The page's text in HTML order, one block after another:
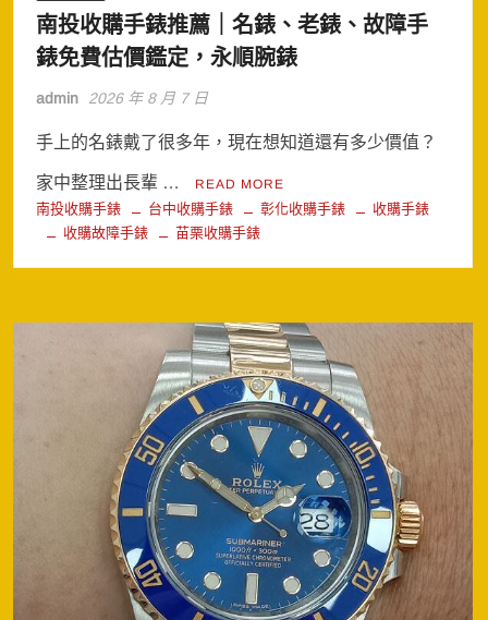
南投收購手錶推薦｜名錶、老錶、故障手
錶免費估價鑑定，永順腕錶
admin 2026 年 8 月 7 日
手上的名錶戴了很多年，現在想知道還有多少價值？
家中整理出長輩 … READ MORE
南投收購手錶 台中收購手錶 彰化收購手錶
收購手錶
收購故障手錶
苗栗收購手錶